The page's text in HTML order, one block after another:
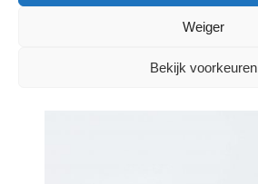
Weiger
Bekijk voorkeuren